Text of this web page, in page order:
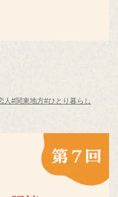
人#関東地方#ひとり暮らし